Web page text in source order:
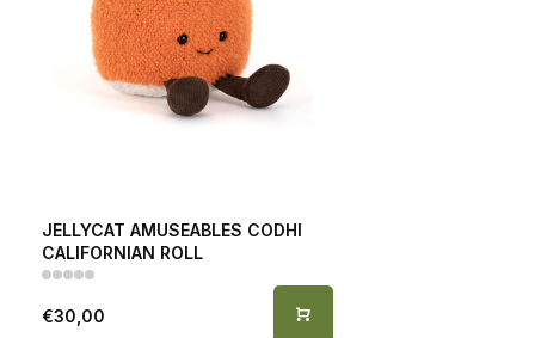
JELLYCAT AMUSEABLES CODHI
CALIFORNIAN ROLL
€30,00